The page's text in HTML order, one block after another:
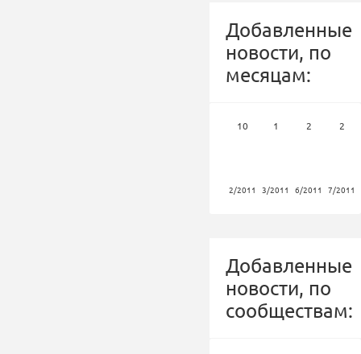
Добавленные
новости, по
месяцам:
10
2/2011
1
3/2011
2
6/2011
2
7/2011
Добавленные
новости, по
сообществам: